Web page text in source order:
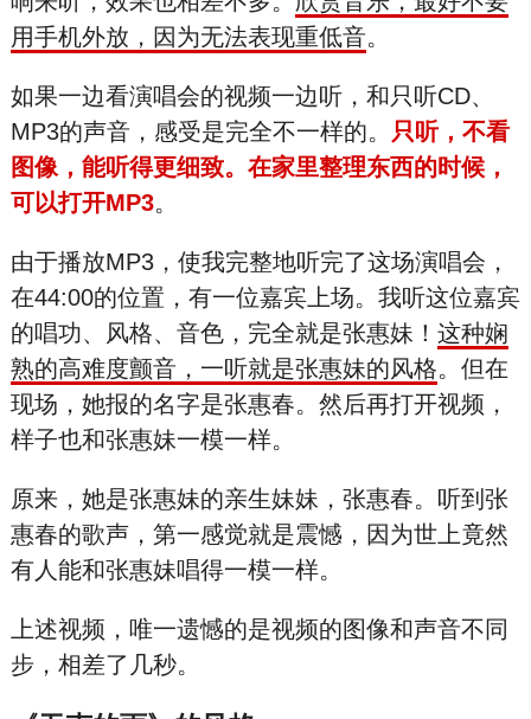
用手机外放，因为无法表现重低音。
如果一边看演唱会的视频一边听，和只听CD、
MP3的声音，感受是完全不一样的。 只听，不看
图像，能听得更细致。在家里整理东西的时候，
可以打开MP3。
由于播放MP3，使我完整地听完了这场演唱会，
在44:00的位置，有一位嘉宾上场。我听这位嘉宾
的唱功、风格、音色，完全就是张惠妹！ 这种娴
熟的高难度颤音，一听就是张惠妹的风格。但在
现场，她报的名字是张惠春。然后再打开视频，
样子也和张惠妹一模一样。
原来，她是张惠妹的亲生妹妹，张惠春。听到张
惠春的歌声，第一感觉就是震憾，因为世上竟然
有人能和张惠妹唱得一模一样。
上述视频，唯一遗憾的是视频的图像和声音不同
步，相差了几秒。